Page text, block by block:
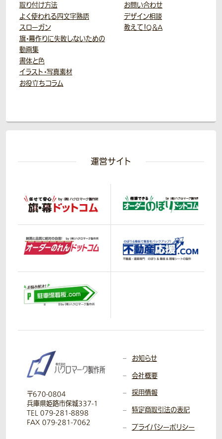
取り付け方法
よく使われる四文字熟語
スローガン
旗・幕作りに失敗しないための
動画集
書体と色
イラスト・写真素材
お役立ちコラム
お問い合わせ
デザイン相談
教えて！Q＆A
運営サイト
〒670-0804
兵庫県姫路市保城337-1
TEL 079-281-8898
FAX 079-281-7062
お知らせ
会社概要
採用情報
特定商取引法の表記
プライバシーポリシー